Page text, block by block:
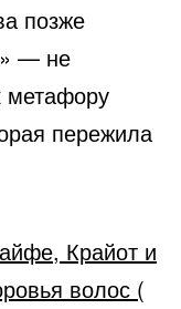
позже
— не
метафору
пережила
Крайот и
волос (